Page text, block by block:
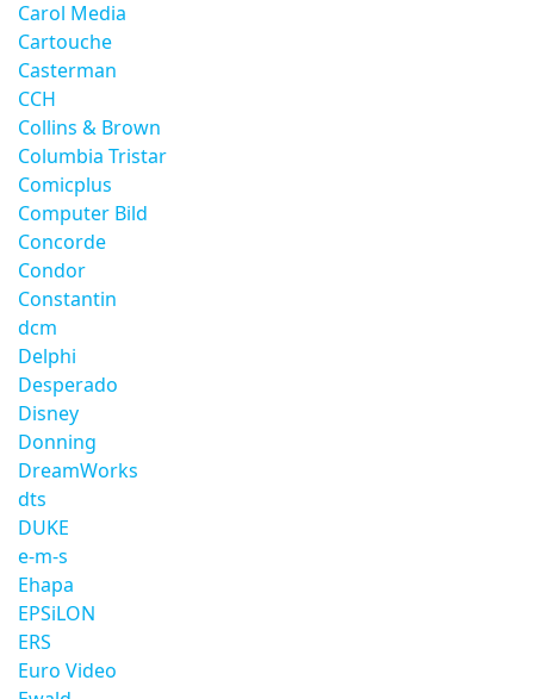
Carol Media
Cartouche
Casterman
CCH
Collins & Brown
Columbia Tristar
Comicplus
Computer Bild
Concorde
Condor
Constantin
dcm
Delphi
Desperado
Disney
Donning
DreamWorks
dts
DUKE
e-m-s
Ehapa
EPSiLON
ERS
Euro Video